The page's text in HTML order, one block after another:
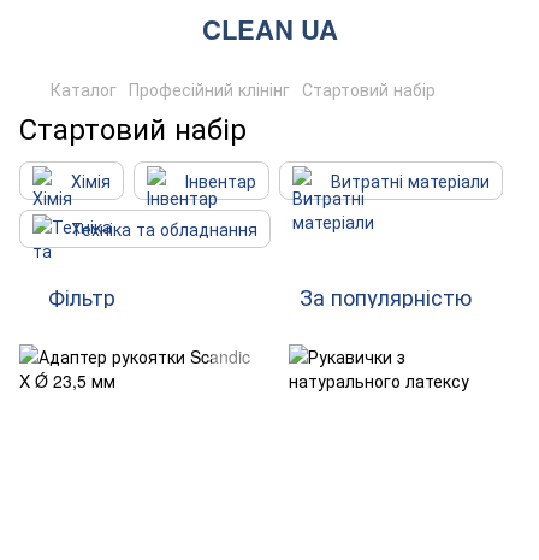
CLEAN UA
Каталог Професійний клінінг Стартовий набір
Стартовий набір
Хімія Інвентар
Витратні матеріали
Техніка та обладнання
Фільтр За популярністю